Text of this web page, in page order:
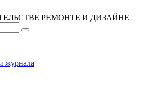
РЕМОНТЕ И ДИЗАЙНЕ
журнала